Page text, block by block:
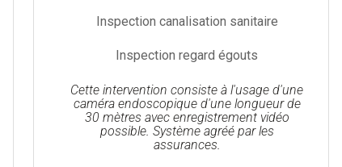
Inspection canalisation sanitaire
Inspection regard égouts
Cette intervention consiste à l'usage d'une
caméra endoscopique d'une longueur de
30 mètres avec enregistrement vidéo
possible. Système agréé par les
assurances.